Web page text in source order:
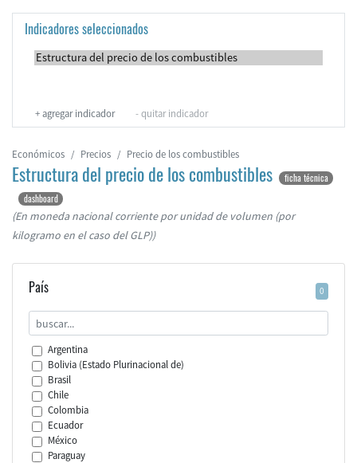
Indicadores seleccionados
+agregar indicador -quitar indicador
Económicos Precios Precio de los combustibles
Estructura del precio de los combustibles
ficha técnica
dashboard
(En moneda nacional corriente por unidad de volumen (por
kilogramo en el caso del GLP))
País 0
Argentina
Bolivia (Estado Plurinacional de)
Brasil
Chile
Colombia
Ecuador
México
Paraguay